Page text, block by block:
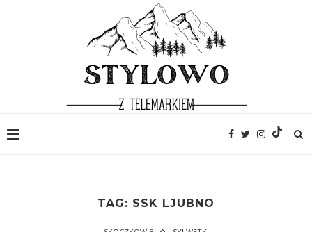
TAG: SSK LJUBNO